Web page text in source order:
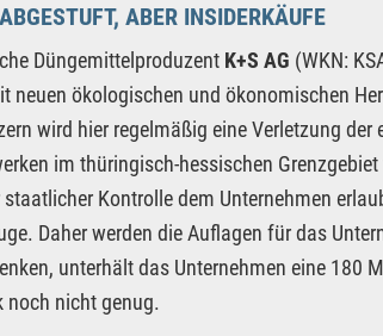
ABER INSIDERKÄUFE
Düngemittelproduzent K+S AG (WKN:
neuen ökologischen und ökonomischen
wird hier regelmäßig eine Verletzung
im thüringisch-hessischen
Kontrolle dem Unternehmen
Daher werden die Auflagen für das
unterhält das Unternehmen eine 180
noch nicht genug.